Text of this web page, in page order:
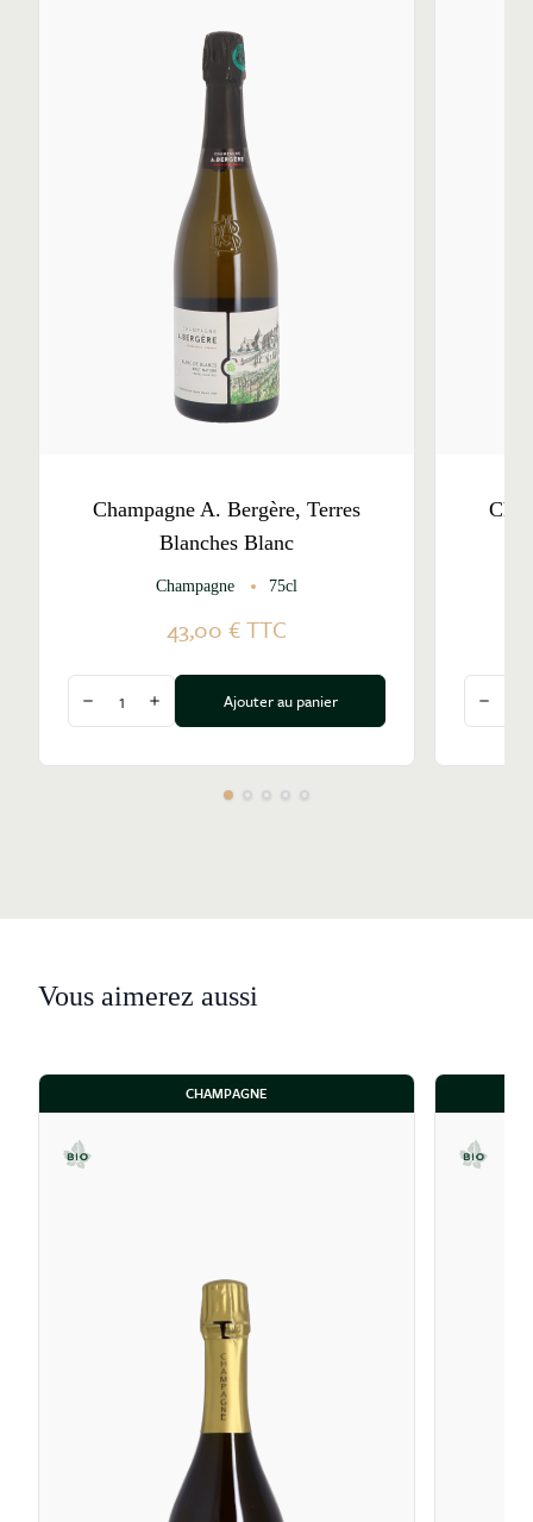
dans une combinaison de cuve inox, en fût de chêne
La gamme de cuvées A. Bergère est l'expression
directe de la diversité des terroirs et de la précision
des méthodes de vinification. La cuvée Origine,
composée de 70% de Chardonnay, de 20% de Pinot
Noir et de 10% de Pinot Meunier est élevé sur lies en
foudres et en fûts.
La cuvée Solera, 100% Chardonnay, est issue d’une
réserve perpétuelle initiée en 2013. La cuvée Blanc de
Blancs est issue des Grands Crus des village d’Avize, du
Mesnil, de Cramant, de Chouilly et d’Oger. Elle est
vinifiée et élevée en cuve inox et en fûts de 228 litres.
Champagne A. Bergère, Terres
Blanches Blanc
Champagne 75cl
43,00 €TTC
Quantité
Diminuer la quantité
Augmenter la quantité
Ajouter au panier
Quantité
Vous aimerez aussi
CHAMPAGNE